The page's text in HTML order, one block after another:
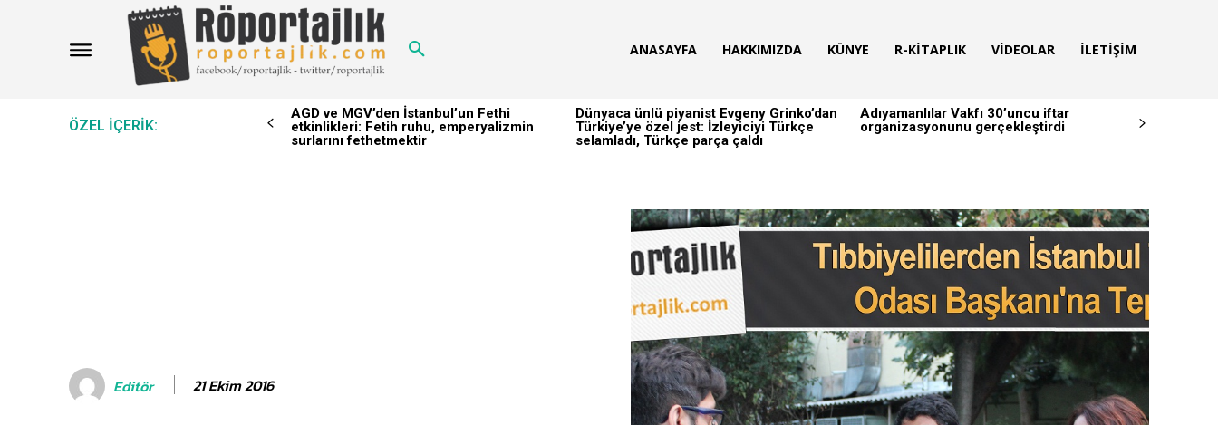
ANASAYFA HAKKIMIZDA KÜNYE R-KITAPLIK VIDEOLAR İLETIŞIM
ÖZEL IÇERIK:
AGD ve MGV’den İstanbul’un Fethi
etkinlikleri: Fetih ruhu, emperyalizmin
surlarını fethetmektir
Dünyaca ünlü piyanist Evgeny Grinko’dan
Türkiye’ye özel jest: İzleyiciyi Türkçe
selamladı, Türkçe parça çaldı
Adıyamanlılar Vakfı 30’uncu iftar
organizasyonunu gerçekleştirdi
Editör 21 Ekim 2016